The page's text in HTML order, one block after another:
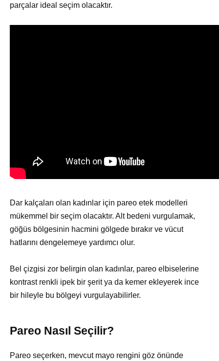
parçalar ideal seçim olacaktır.
Dar kalçaları olan kadınlar için pareo etek modelleri
mükemmel bir seçim olacaktır. Alt bedeni vurgulamak,
göğüs bölgesinin hacmini gölgede bırakır ve vücut
hatlarını dengelemeye yardımcı olur.
Bel çizgisi zor belirgin olan kadınlar, pareo elbiselerine
kontrast renkli ipek bir şerit ya da kemer ekleyerek ince
bir hileyle bu bölgeyi vurgulayabilirler.
Pareo Nasıl Seçilir?
Pareo seçerken, mevcut mayo rengini göz önünde